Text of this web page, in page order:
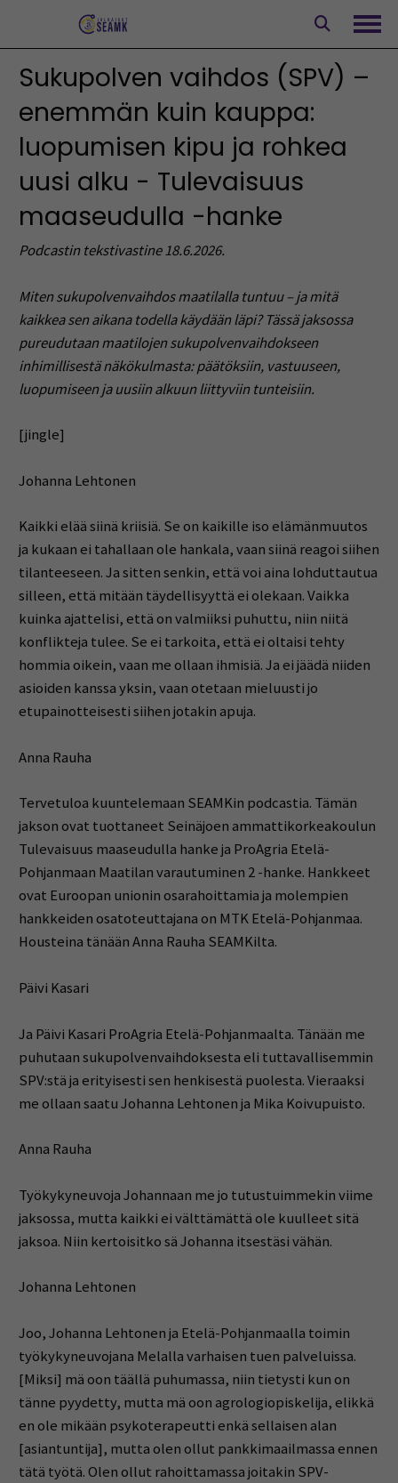
Sukupolven vaihdos (SPV) –
enemmän kuin kauppa:
luopumisen kipu ja rohkea
uusi alku - Tulevaisuus
maaseudulla -hanke
Podcastin tekstivastine 18.6.2026.
Miten sukupolvenvaihdos maatilalla tuntuu – ja mitä
kaikkea sen aikana todella käydään läpi? Tässä jaksossa
pureudutaan maatilojen sukupolvenvaihdokseen
inhimillisestä näkökulmasta: päätöksiin, vastuuseen,
luopumiseen ja uusiin alkuun liittyviin tunteisiin.
[jingle]
Johanna Lehtonen
Kaikki elää siinä kriisiä. Se on kaikille iso elämänmuutos
ja kukaan ei tahallaan ole hankala, vaan siinä reagoi siihen
tilanteeseen. Ja sitten senkin, että voi aina lohduttautua
silleen, että mitään täydellisyyttä ei olekaan. Vaikka
kuinka ajattelisi, että on valmiiksi puhuttu, niin niitä
konflikteja tulee. Se ei tarkoita, että ei oltaisi tehty
hommia oikein, vaan me ollaan ihmisiä. Ja ei jäädä niiden
asioiden kanssa yksin, vaan otetaan mieluusti jo
etupainotteisesti siihen jotakin apuja.
Anna Rauha
Tervetuloa kuuntelemaan SEAMKin podcastia. Tämän
jakson ovat tuottaneet Seinäjoen ammattikorkeakoulun
Tulevaisuus maaseudulla hanke ja ProAgria Etelä-
Pohjanmaan Maatilan varautuminen 2 -hanke. Hankkeet
ovat Euroopan unionin osarahoittamia ja molempien
hankkeiden osatoteuttajana on MTK Etelä-Pohjanmaa.
Housteina tänään Anna Rauha SEAMKilta.
Päivi Kasari
Ja Päivi Kasari ProAgria Etelä-Pohjanmaalta. Tänään me
puhutaan sukupolvenvaihdoksesta eli tuttavallisemmin
SPV:stä ja erityisesti sen henkisestä puolesta. Vieraaksi
me ollaan saatu Johanna Lehtonen ja Mika Koivupuisto.
Anna Rauha
Työkykyneuvoja Johannaan me jo tutustuimmekin viime
jaksossa, mutta kaikki ei välttämättä ole kuulleet sitä
jaksoa. Niin kertoisitko sä Johanna itsestäsi vähän.
Johanna Lehtonen
Joo, Johanna Lehtonen ja Etelä-Pohjanmaalla toimin
työkykyneuvojana Melalla varhaisen tuen palveluissa.
[Miksi] mä oon täällä puhumassa, niin tietysti kun on
tänne pyydetty, mutta mä oon agrologiopiskelija, elikkä
en ole mikään psykoterapeutti enkä sellaisen alan
[asiantuntija], mutta olen ollut pankkimaailmassa ennen
tätä työtä. Olen ollut rahoittamassa joitakin SPV-